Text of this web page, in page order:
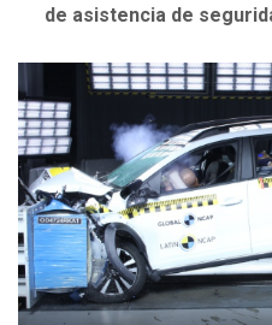
de asistencia de